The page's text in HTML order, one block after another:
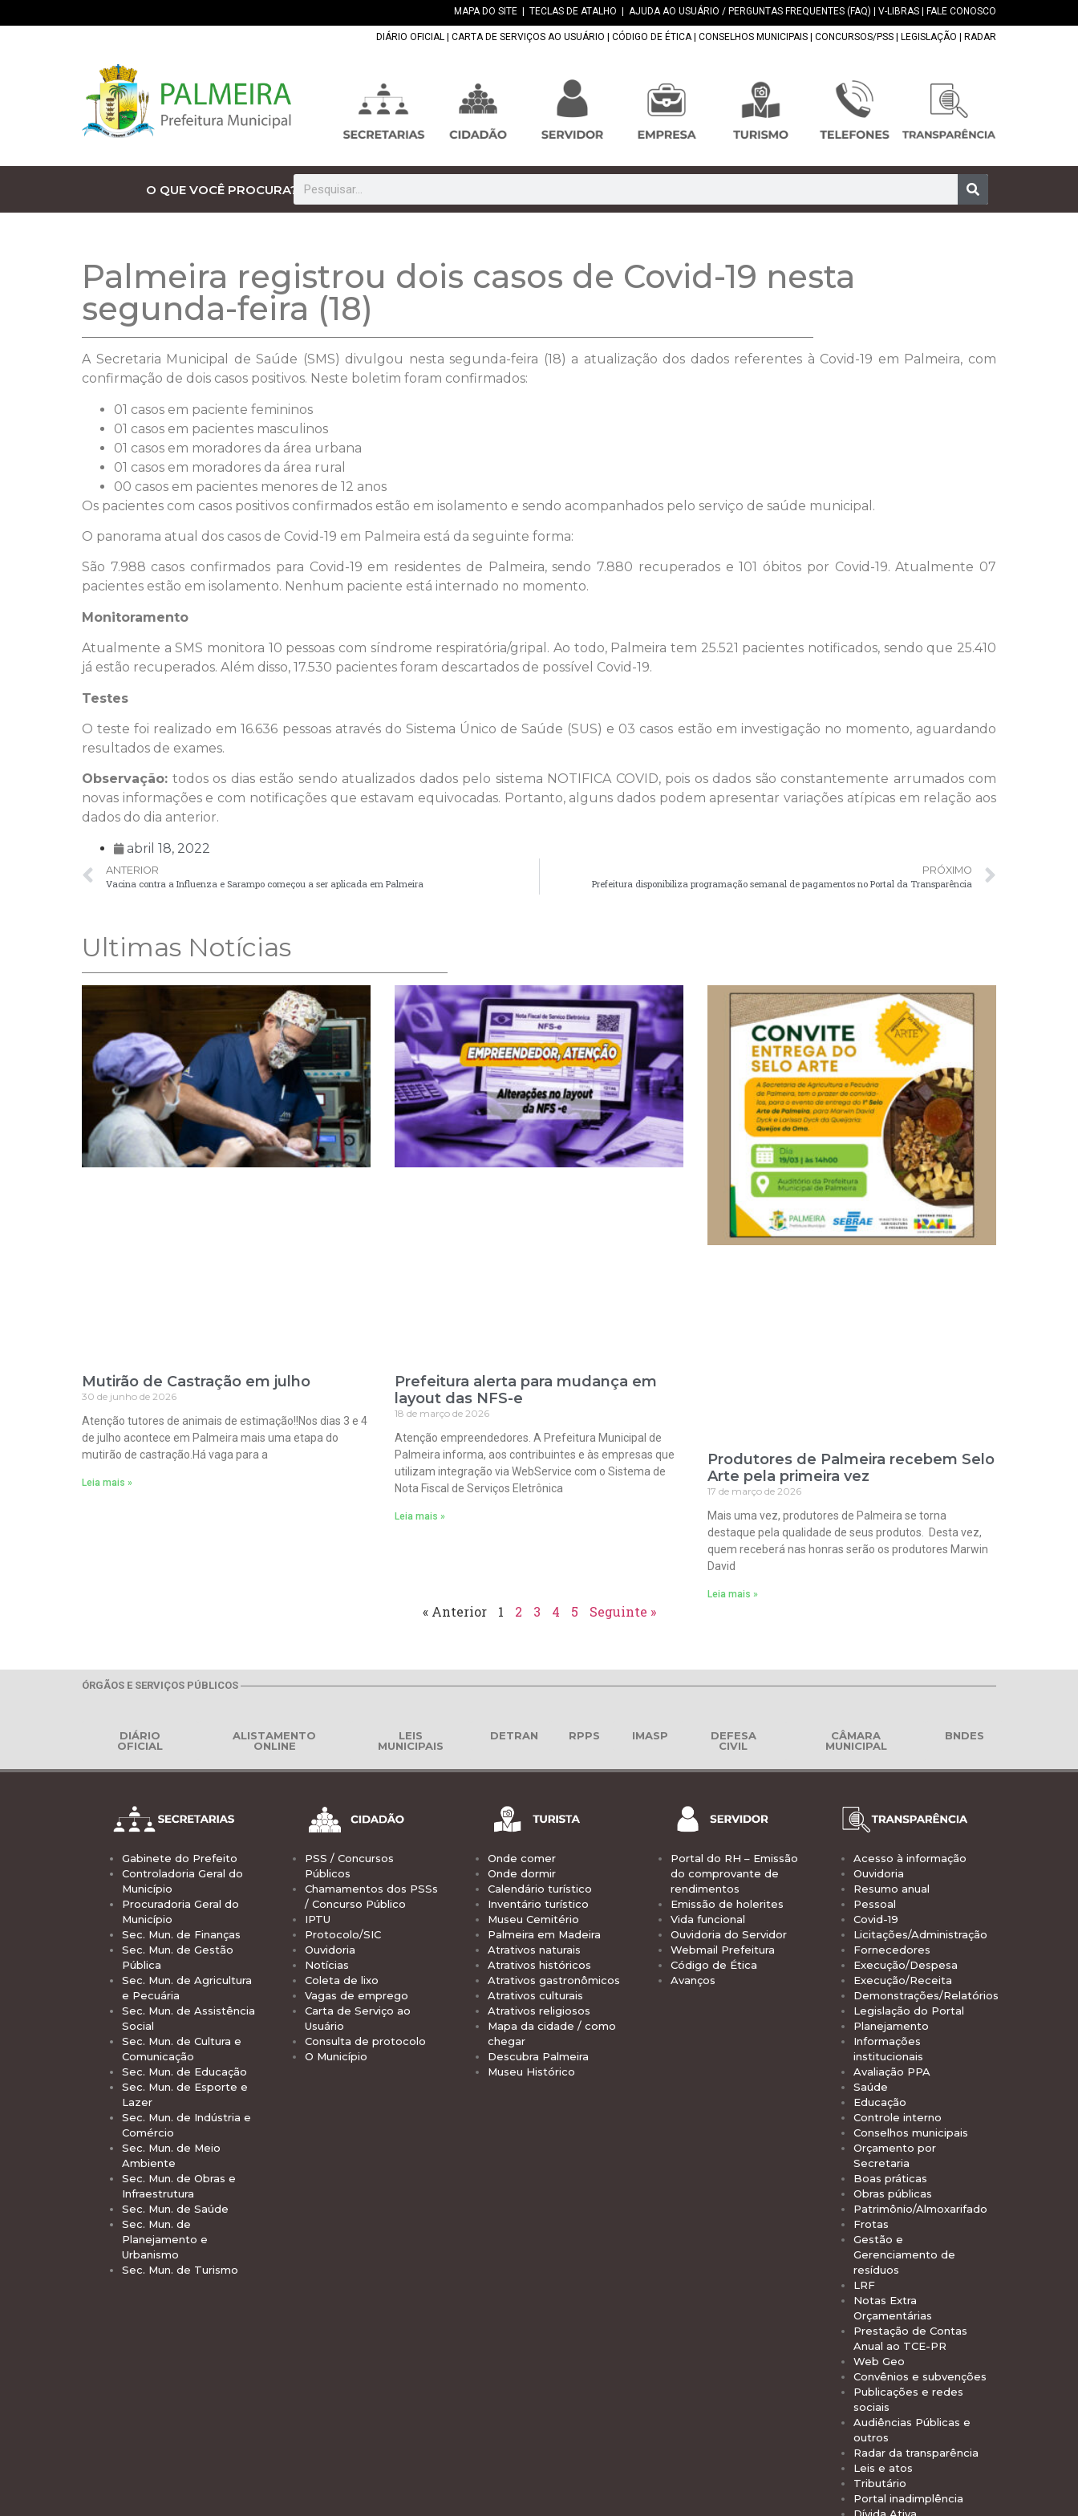
MAPA DO SITE TECLAS DE ATALHO AJUDA AO USUÁRIO / PERGUNTAS FREQUENTES (FAQ) V-LIBRAS FALE CONOSCO
DIÁRIO OFICIAL CARTA DE SERVIÇOS AO USUÁRIO CÓDIGO DE ÉTICA| CONSELHOS MUNICIPAIS CONCURSOS/PSS LEGISLAÇÃO RADAR
O QUE VOCÊ PROCURA?
Palmeira registrou dois casos de Covid-19 nesta
segunda-feira (18)
A Secretaria Municipal de Saúde (SMS) divulgou nesta segunda-feira (18) a atualização dos dados referentes à Covid-19 em Palmeira, com
confirmação de dois casos positivos. Neste boletim foram confirmados:
01 casos em paciente femininos
01 casos em pacientes masculinos
01 casos em moradores da área urbana
01 casos em moradores da área rural
00 casos em pacientes menores de 12 anos
Os pacientes com casos positivos confirmados estão em isolamento e sendo acompanhados pelo serviço de saúde municipal.
O panorama atual dos casos de Covid-19 em Palmeira está da seguinte forma:
São 7.988 casos confirmados para Covid-19 em residentes de Palmeira, sendo 7.880 recuperados e 101 óbitos por Covid-19. Atualmente 07
pacientes estão em isolamento. Nenhum paciente está internado no momento.
Monitoramento
Atualmente a SMS monitora 10 pessoas com síndrome respiratória/gripal. Ao todo, Palmeira tem 25.521 pacientes notificados, sendo que 25.410
já estão recuperados. Além disso, 17.530 pacientes foram descartados de possível Covid-19.
Testes
O teste foi realizado em 16.636 pessoas através do Sistema Único de Saúde (SUS) e 03 casos estão em investigação no momento, aguardando
resultados de exames.
Observação: todos os dias estão sendo atualizados dados pelo sistema NOTIFICA COVID, pois os dados são constantemente arrumados com
novas informações e com notificações que estavam equivocadas. Portanto, alguns dados podem apresentar variações atípicas em relação aos
dados do dia anterior.
abril 18, 2022
ANTERIOR
Vacina contra a Influenza e Sarampo começou a ser aplicada em Palmeira
PRÓXIMO
Prefeitura disponibiliza programação semanal de pagamentos no Portal da Transparência
Ultimas Notícias
Mutirão de Castração em julho
30 de junho de 2026
Atenção tutores de animais de estimação!!Nos dias 3 e 4
de julho acontece em Palmeira mais uma etapa do
mutirão de castração.Há vaga para a
Leia mais »
Prefeitura alerta para mudança em
layout das NFS-e
18 de março de 2026
Atenção empreendedores. A Prefeitura Municipal de
Palmeira informa, aos contribuintes e às empresas que
utilizam integração via WebService com o Sistema de
Nota Fiscal de Serviços Eletrônica
Leia mais »
Produtores de Palmeira recebem Selo
Arte pela primeira vez
17 de março de 2026
Mais uma vez, produtores de Palmeira se torna
destaque pela qualidade de seus produtos. Desta vez,
quem receberá nas honras serão os produtores Marwin
David
Leia mais »
« Anterior 1 2 3 4 5 Seguinte »
ÓRGÃOS E SERVIÇOS PÚBLICOS
DIÁRIO
OFICIAL
ALISTAMENTO
ONLINE
LEIS
MUNICIPAIS
DETRAN RPPS IMASP
DEFESA
CIVIL
CÂMARA
MUNICIPAL
BNDES
Gabinete do Prefeito
Controladoria Geral do
Município
Procuradoria Geral do
Município
Sec. Mun. de Finanças
Sec. Mun. de Gestão
Pública
Sec. Mun. de Agricultura
e Pecuária
Sec. Mun. de Assistência
Social
Sec. Mun. de Cultura e
Comunicação
Sec. Mun. de Educação
Sec. Mun. de Esporte e
Lazer
Sec. Mun. de Indústria e
Comércio
Sec. Mun. de Meio
Ambiente
Sec. Mun. de Obras e
Infraestrutura
Sec. Mun. de Saúde
Sec. Mun. de
Planejamento e
Urbanismo
Sec. Mun. de Turismo
PSS / Concursos
Públicos
Chamamentos dos PSSs
/ Concurso Público
IPTU
Protocolo/SIC
Ouvidoria
Notícias
Coleta de lixo
Vagas de emprego
Carta de Serviço ao
Usuário
Consulta de protocolo
O Município
Onde comer
Onde dormir
Calendário turístico
Inventário turístico
Museu Cemitério
Palmeira em Madeira
Atrativos naturais
Atrativos históricos
Atrativos gastronômicos
Atrativos culturais
Atrativos religiosos
Mapa da cidade / como
chegar
Descubra Palmeira
Museu Histórico
Portal do RH – Emissão
do comprovante de
rendimentos
Emissão de holerites
Vida funcional
Ouvidoria do Servidor
Webmail Prefeitura
Código de Ética
Avanços
Acesso à informação
Ouvidoria
Resumo anual
Pessoal
Covid-19
Licitações/Administração
Fornecedores
Execução/Despesa
Execução/Receita
Demonstrações/Relatórios
Legislação do Portal
Planejamento
Informações
institucionais
Avaliação PPA
Saúde
Educação
Controle interno
Conselhos municipais
Orçamento por
Secretaria
Boas práticas
Obras públicas
Patrimônio/Almoxarifado
Frotas
Gestão e
Gerenciamento de
resíduos
LRF
Notas Extra
Orçamentárias
Prestação de Contas
Anual ao TCE-PR
Web Geo
Convênios e subvenções
Publicações e redes
sociais
Audiências Públicas e
outros
Radar da transparência
Leis e atos
Tributário
Portal inadimplência
Dívida Ativa